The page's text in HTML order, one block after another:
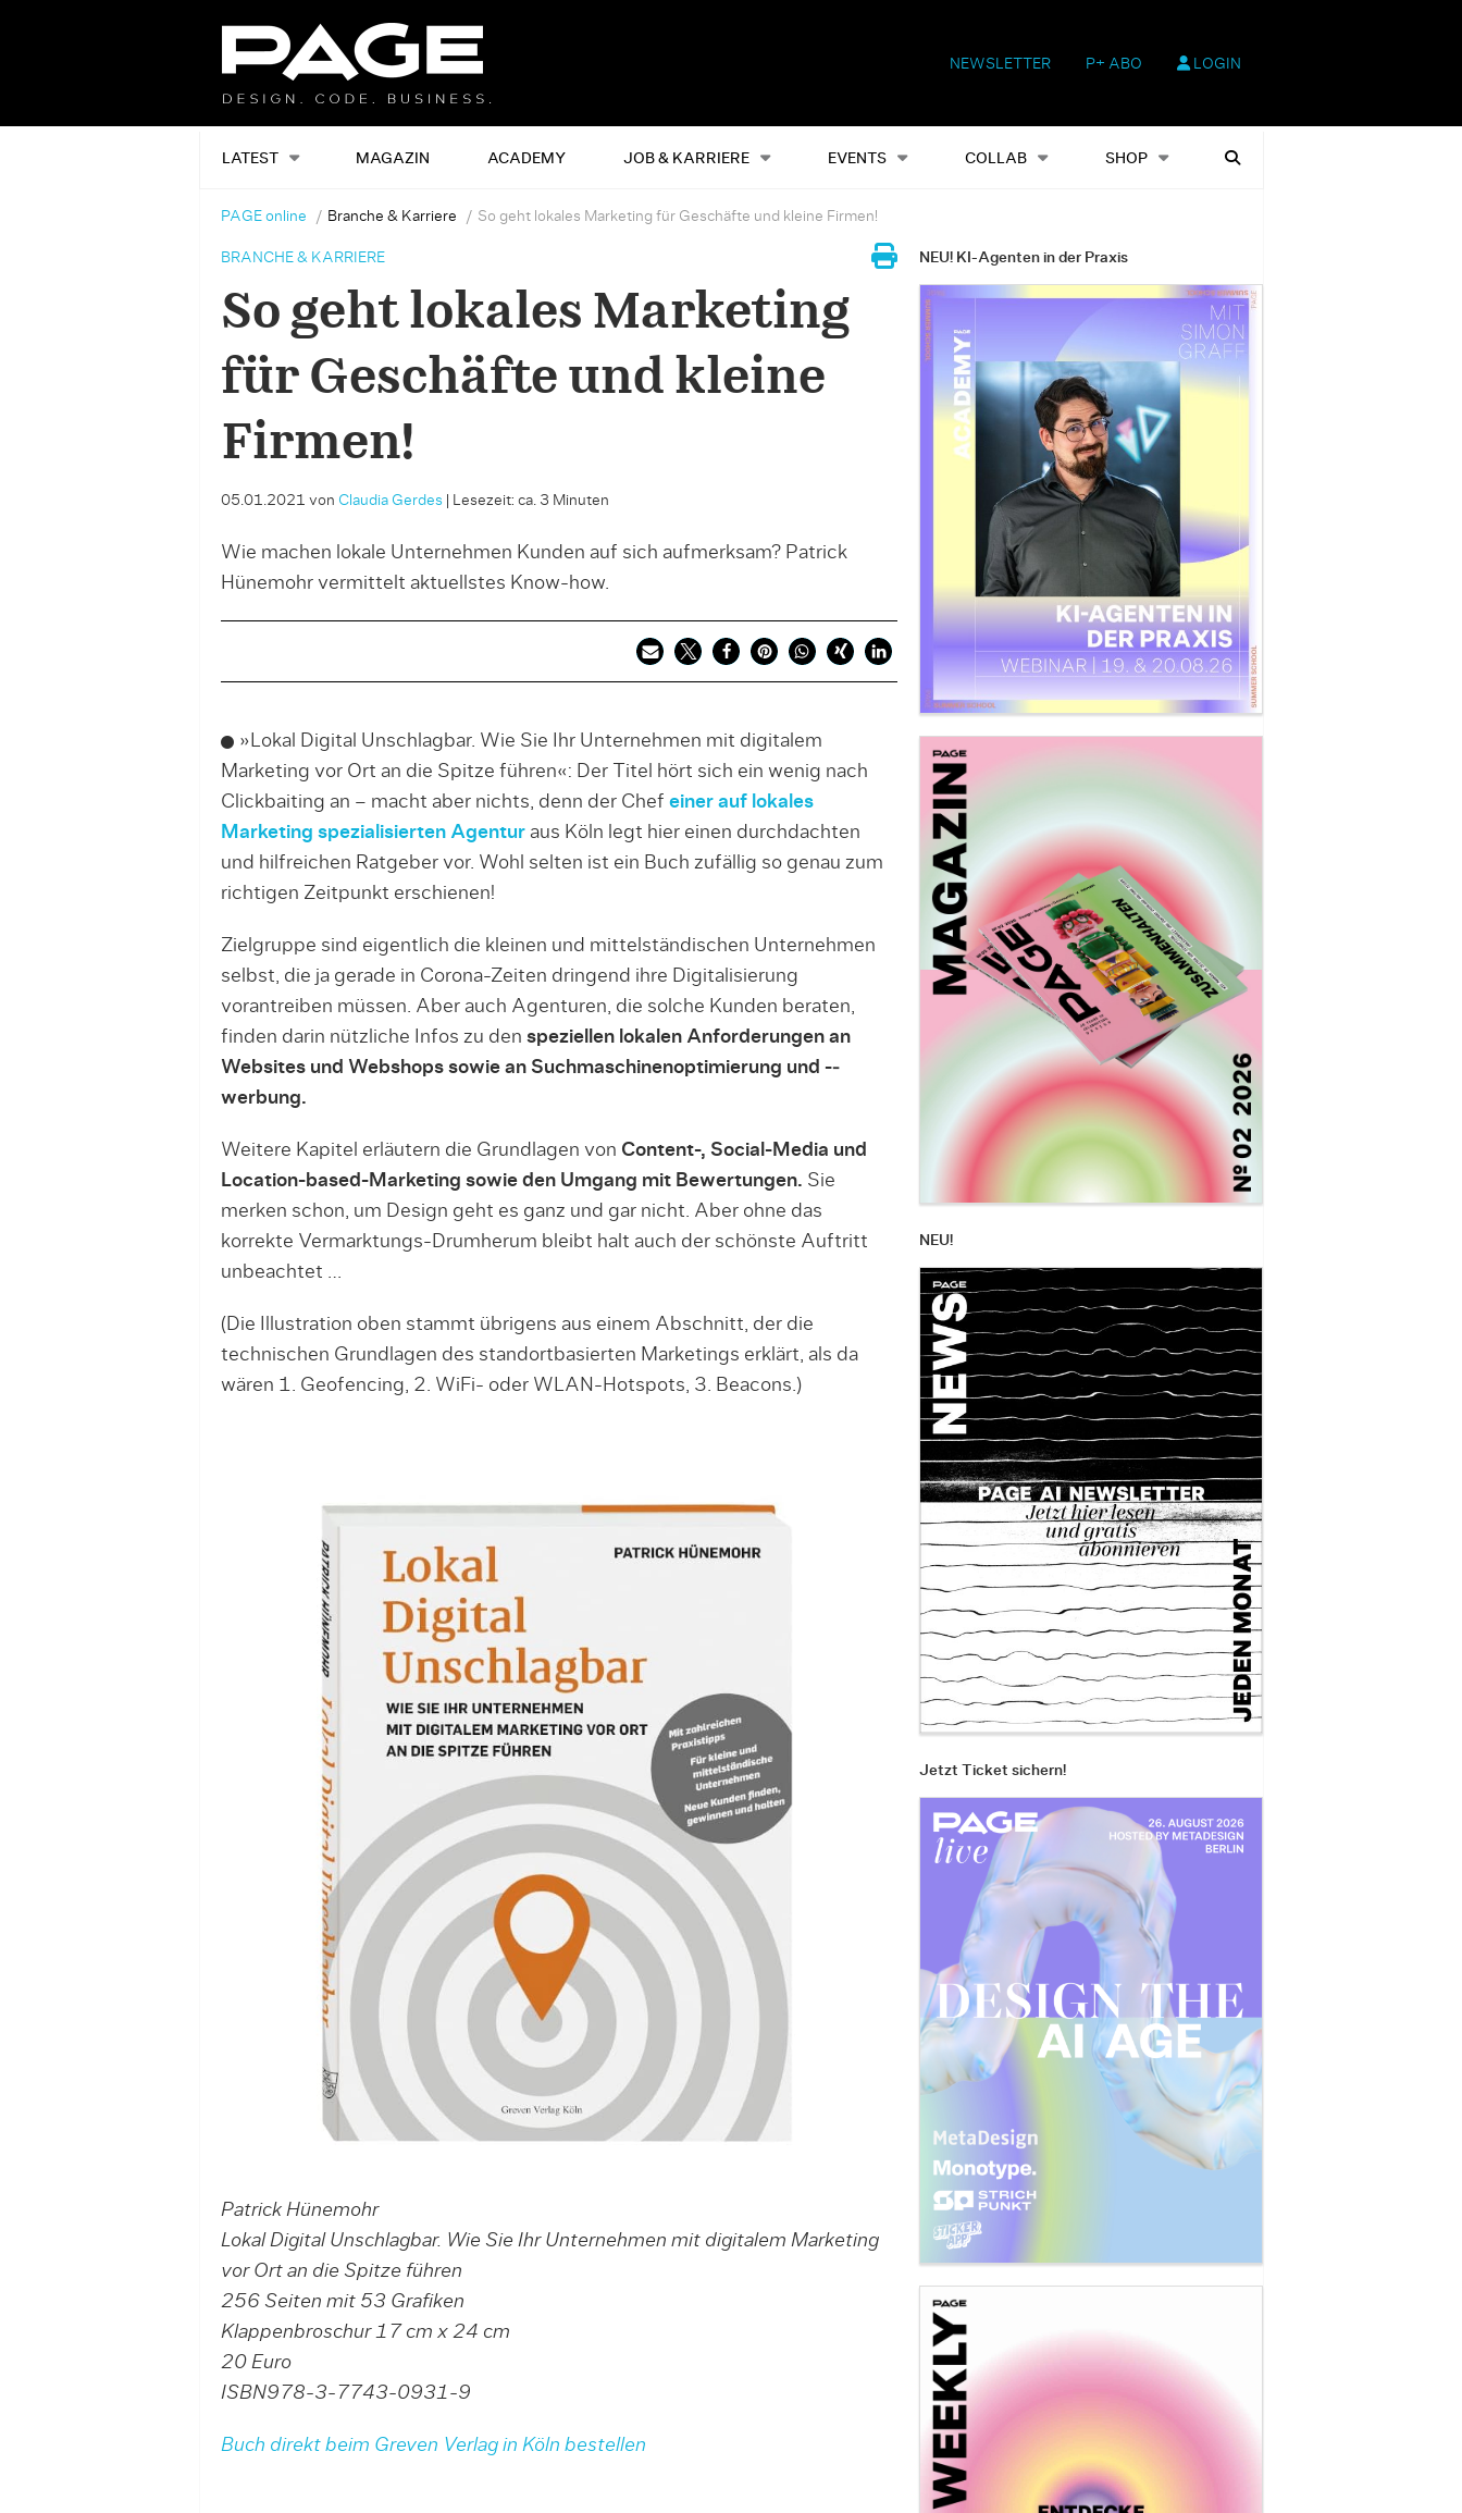
NEWSLETTER P+ ABO LOGIN
LATEST MAGAZIN ACADEMY JOB & KARRIERE EVENTS COLLAB SHOP
Alles Events Shop Heftausgaben Suchen
PAGE online Branche & Karriere So geht lokales Marketing für Geschäfte und kleine Firmen!
BRANCHE & KARRIERE
So geht lokales Marketing
für Geschäfte und kleine
Firmen!
05.01.2021 von Claudia Gerdes Lesezeit: ca. 3 Minuten
Wie machen lokale Unternehmen Kunden auf sich aufmerksam? Patrick
Hünemohr vermittelt aktuellstes Know-how.
»Lokal Digital Unschlagbar. Wie Sie Ihr Unternehmen mit digitalem
Marketing vor Ort an die Spitze führen«: Der Titel hört sich ein wenig nach
Click­baiting an – macht aber nichts, denn der Chef einer auf lokales
Marketing spezialisierten Agenturaus Köln legt hier einen durchdachten
und hilfreichen Ratgeber vor. Wohl selten ist ein Buch zufällig so genau zum
richtigen Zeitpunkt erschienen!
Zielgruppe sind eigentlich die kleinen und mittelständi­schen Unternehmen
selbst, die ja ge­rade in Corona-­Zeiten dringend ihre Digitalisierung
vorantreiben müssen. Aber auch Agenturen, die solche Kun­den beraten,
finden darin nützliche In­fos zu den speziellen lokalen Anfor­derungen an
Websites und Webshops sowie an Suchmaschinenoptimierung und -­
werbung.
Weitere Kapitel erläu­tern die Grundlagen von Content-­, So­cial-­Media­ und
Location-­based­-Mar­keting sowie den Umgang mit Bewer­tungen. Sie
merken schon, um Design geht es ganz und gar nicht. Aber ohne das
korrekte Vermarktungs­-Drumhe­rum bleibt halt auch der schönste Auf­tritt
unbeachtet …
(Die Illustration oben stammt übrigens aus einem Abschnitt, der die
technischen Grundlagen des standortbasierten Marketings erklärt, als da
wären 1. Geofencing, 2. WiFi- oder WLAN-Hotspots, 3. Beacons.)
Patrick Hünemohr
Lokal Digital Unschlagbar. Wie Sie Ihr Unternehmen mit digitalem Marketing
vor Ort an die Spitze führen
256 Seiten mit 53 Grafiken
Klappenbroschur 17 cm x 24 cm
20 Euro
ISBN978-3-7743-0931-9
Buch direkt beim Greven Verlag in Köln bestellen
NEU! KI-Agenten in der Praxis
NEU!
Jetzt Ticket sichern!